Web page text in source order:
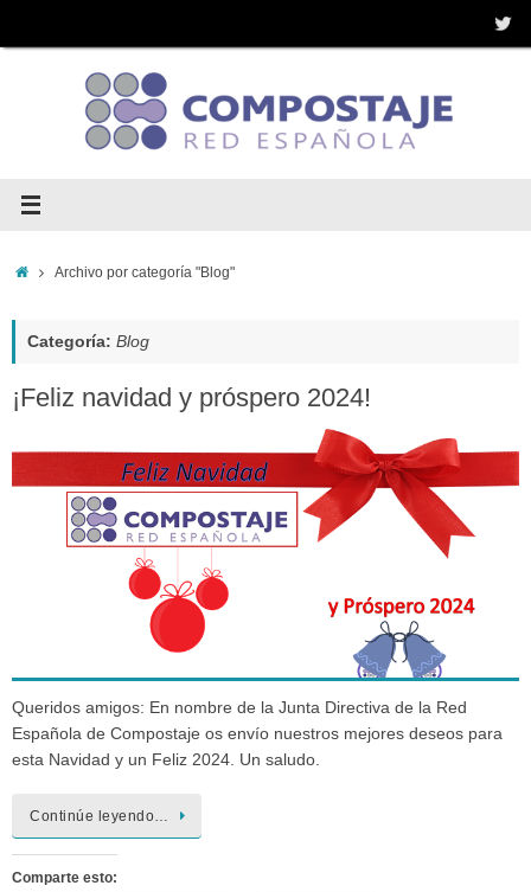
InicioArchivo por categoría "Blog"
Categoría: Blog
¡Feliz navidad y próspero 2024!
Queridos amigos: En nombre de la Junta Directiva de la Red
Española de Compostaje os envío nuestros mejores deseos para
esta Navidad y un Feliz 2024. Un saludo.
Continúe leyendo…
Comparte esto: